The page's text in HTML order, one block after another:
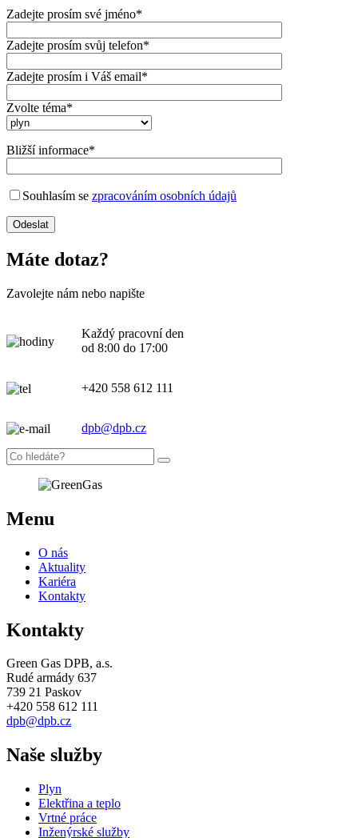
Zadejte prosím své jméno*
Zadejte prosím svůj telefon*
Zadejte prosím i Váš email*
Zvolte téma*
Bližší informace*
Souhlasím se zpracováním osobních údajů
Máte dotaz?
Zavolejte nám nebo napište
Každý pracovní den
od 8:00 do 17:00
+420 558 612 111
dpb@dpb.cz
Menu
O nás
Aktuality
Kariéra
Kontakty
Kontakty
Green Gas DPB, a.s.
Rudé armády 637
739 21 Paskov
+420 558 612 111
dpb@dpb.cz
Naše služby
Plyn
Elektřina a teplo
Vrtné práce
Inženýrské služby